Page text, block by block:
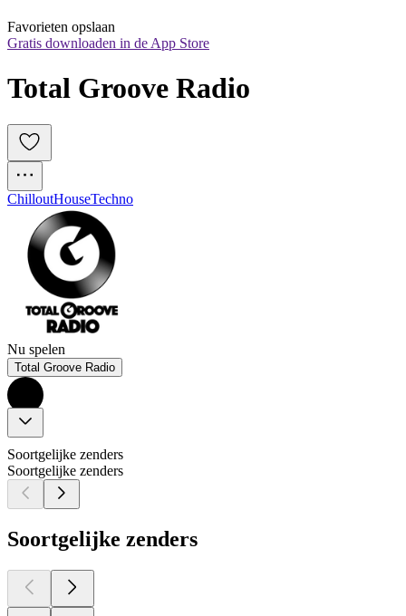
Favorieten opslaan
Gratis downloaden in de App Store
ChilloutHouseTechno
Nu spelen
Total Groove Radio
Soortgelijke zenders
Soortgelijke zenders
Soortgelijke zenders